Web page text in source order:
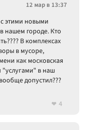
12 мар в 13:37
этими новыми
нашем городе. Кто
В комплексах
в мусоре,
как московская
"услугами" в наш
допустил???
4